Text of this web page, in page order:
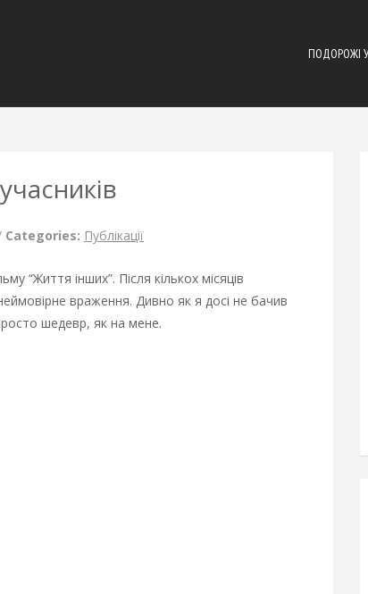
ПОДОРОЖІ
Categories: Публікації
“Життя інших”. Після кількох місяців
враження. Дивно як я досі не бачив
шедевр, як на мене.